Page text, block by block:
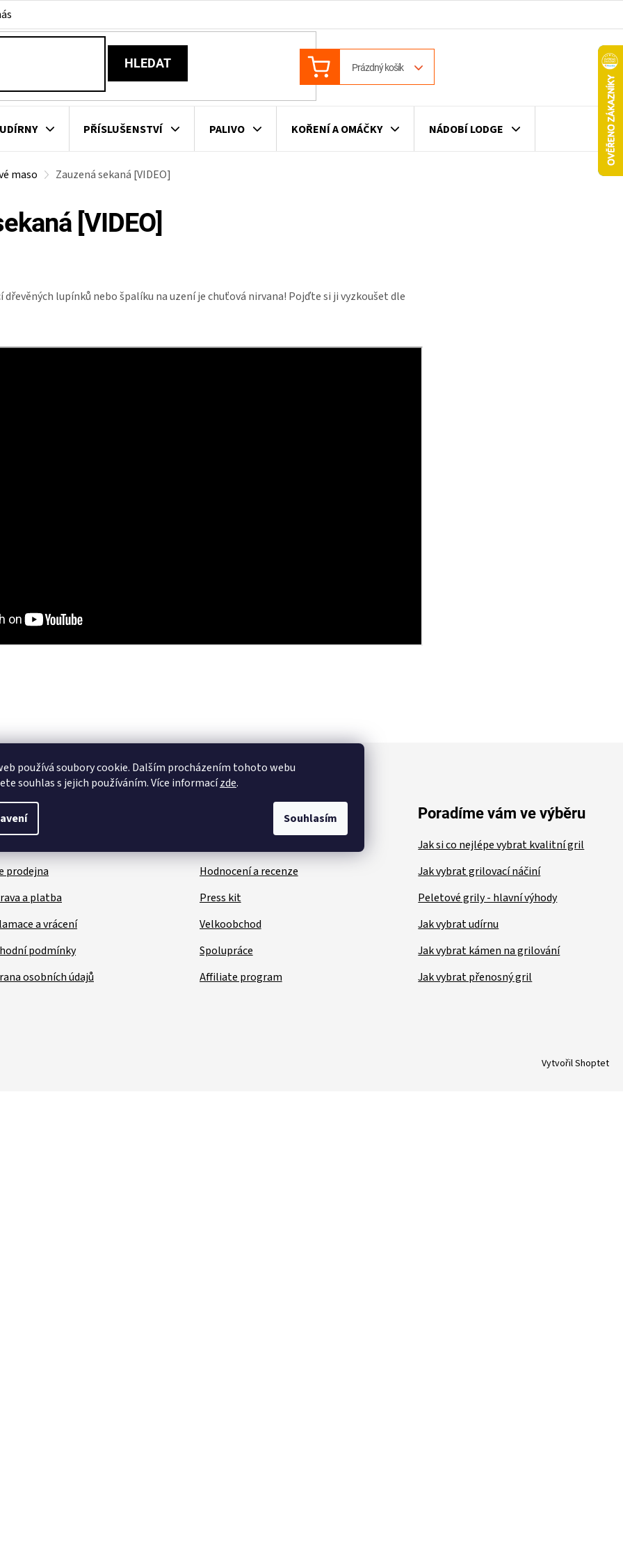
používá soubory cookie. Dalším procházením tohoto webu
souhlas s jejich používáním. Více informacízde.
Souhlasím
HLEDAT NÁKUPNÍ
KOŠÍK
Prázdný košík
UDÍRNY PŘÍSLUŠENSTVÍ PALIVO KOŘENÍ A OMÁČKY NÁDOBÍ LODGE
KUCHYNĚ KNIHY O GRILOVÁNÍ
ZNAČKY
maso Zauzená sekaná [VIDEO]
[VIDEO]
dřevěných lupínků nebo špalíku na uzení je chuťová nirvana! Pojďte si ji vyzkoušet dle
servis
prodejna
a platba
a vrácení
podmínky
osobních údajů
Užitečné informace
Hodnocení a recenze
Press kit
Velkoobchod
Spolupráce
Affiliate program
Poradíme vám ve výběru
Jak si co nejlépe vybrat kvalitní gril
Jak vybrat grilovací náčiní
Peletové grily - hlavní výhody
Jak vybrat udírnu
Jak vybrat kámen na grilování
Jak vybrat přenosný gril
Vytvořil Shoptet